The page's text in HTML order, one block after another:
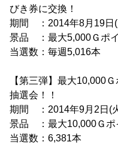
びき券に交換！
期間 ：2014年8月19日(
景品 ：最大5,000Ｇポ
当選数：毎週5,016本
【第三弾】最大10,000
抽選会！！
期間 ：2014年9月2日(
景品 ：最大10,000Ｇポ
当選数：6,381本